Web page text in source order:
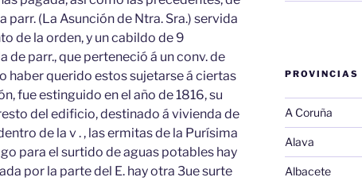
(La Asunción de Ntra. Sra.) servida
de la orden, y un cabildo de 9
de parr., que perteneció á un conv. de
haber querido estos sujetarse á ciertas
fue estinguido en el año de 1816, su
del edificio, destinado á vivienda de
de la v . , las ermitas de la Purísima
para el surtido de aguas potables hay
por la parte del E. hay otra 3ue surte
PROVINCIAS
A Coruña
Alava
Albacete